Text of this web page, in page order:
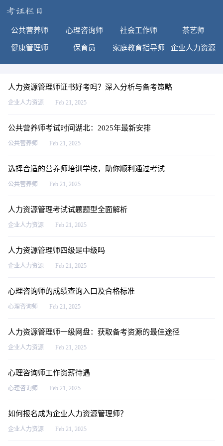
公共营养师 心理咨询师 社会工作师 茶艺师
健康管理师 保育员 家庭教育指导师 企业人力资源
人力资源管理师证书好考吗？深入分析与备考策略
企业人力资源 Feb 21, 2025
公共营养师考试时间湖北：2025年最新安排
公共营养师 Feb 21, 2025
选择合适的营养师培训学校，助你顺利通过考试
公共营养师 Feb 21, 2025
人力资源管理考试试题题型全面解析
企业人力资源 Feb 21, 2025
人力资源管理师四级是中级吗
企业人力资源 Feb 21, 2025
心理咨询师的成绩查询入口及合格标准
心理咨询师 Feb 21, 2025
人力资源管理师一级网盘：获取备考资源的最佳途径
企业人力资源 Feb 21, 2025
心理咨询师工作资薪待遇
心理咨询师 Feb 21, 2025
如何报名成为企业人力资源管理师？
企业人力资源 Feb 21, 2025